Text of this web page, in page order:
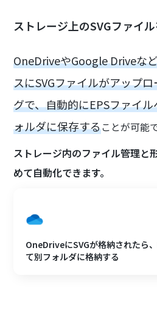
ストレージ上のSVGファイ
OneDriveやGoogle Driveな
スにSVGファイルがアップ
グで、自動的にEPSファイ
ォルダに保存することが可能
ストレージ内のファイル管理と
めて自動化できます。
OneDriveにSVGが格納されたら
て別フォルダに格納する